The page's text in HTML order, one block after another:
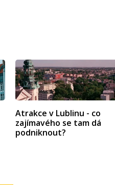
Atrakce v Lublinu - co
zajímavého se tam dá
podniknout?